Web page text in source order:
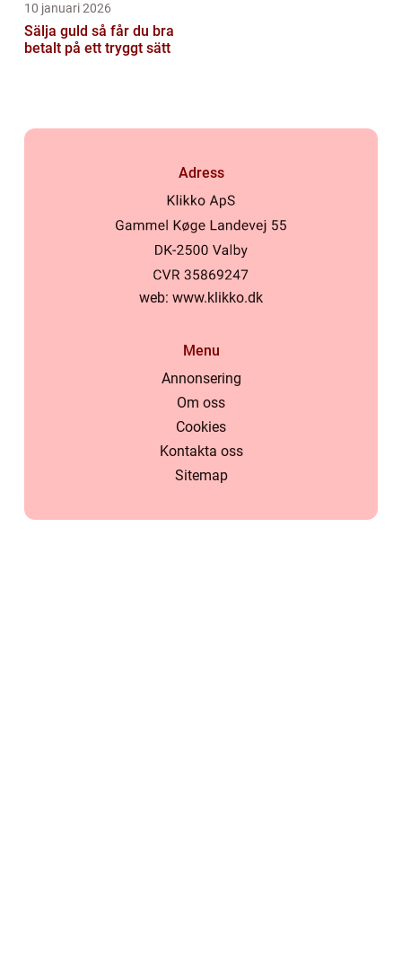
10 januari 2026
Sälja guld så får du bra
betalt på ett tryggt sätt
Adress
web: www.klikko.dk
Menu
Annonsering
Om oss
Cookies
Kontakta oss
Sitemap